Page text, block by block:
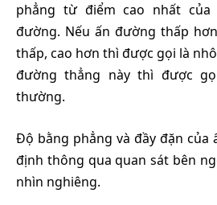
phẳng từ điểm cao nhất
đường. Nếu ấn đường thấp
thấp, cao hơn thì được gọi là
đường thẳng này thì được
thường.
Độ bằng phẳng và đầy đặn của
định thông qua quan sát bên
nhìn nghiêng.